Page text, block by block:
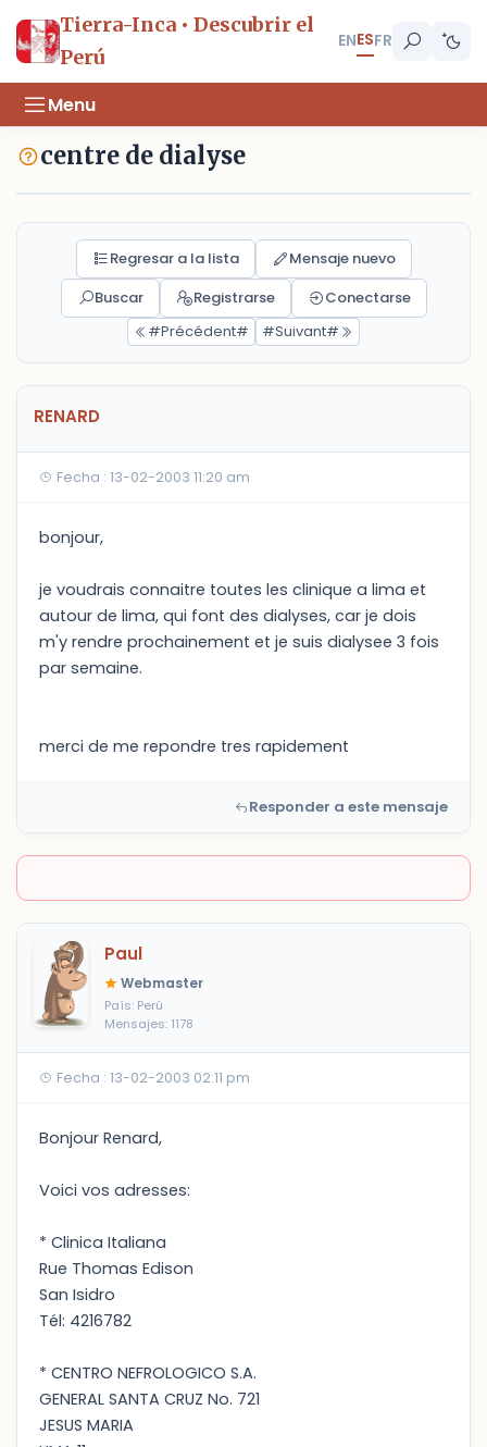
Tierra-Inca • Descubrir el
Perú
ENESFR
Menu
centre de dialyse
Regresar a la lista
Mensaje nuevo
Buscar
Registrarse
Conectarse
#Précédent#
#Suivant#
RENARD
Fecha : 13-02-2003 11:20 am
bonjour,
je voudrais connaitre toutes les clinique a lima et
autour de lima, qui font des dialyses, car je dois
m'y rendre prochainement et je suis dialysee 3 fois
par semaine.
merci de me repondre tres rapidement
Responder a este mensaje
Paul
Webmaster
País: Perú
Mensajes: 1178
Fecha : 13-02-2003 02:11 pm
Bonjour Renard,
Voici vos adresses:
* Clinica Italiana
Rue Thomas Edison
San Isidro
Tél: 4216782
* CENTRO NEFROLOGICO S.A.
GENERAL SANTA CRUZ No. 721
JESUS MARIA